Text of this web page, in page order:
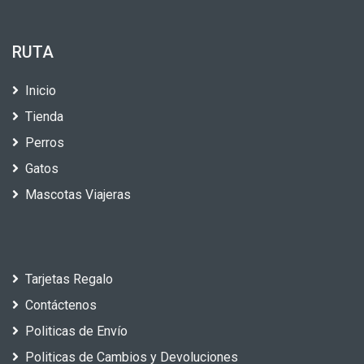
RUTA
Inicio
Tienda
Perros
Gatos
Mascotas Viajeras
Tarjetas Regalo
Contáctenos
Politicas de Envío
Politicas de Cambios y Devoluciones